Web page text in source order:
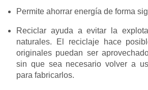
Permite ahorrar energía de forma
Reciclar ayuda a evitar la
naturales. El reciclaje hace
originales puedan ser
sin que sea necesario volver a
para fabricarlos.